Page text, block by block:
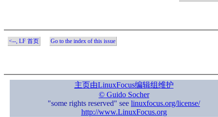
<--, LF 首页 Go to the index of this issue
主页由LinuxFocus编辑组维护
© Guido Socher
"some rights reserved" see linuxfocus.org/license/
http://www.LinuxFocus.org